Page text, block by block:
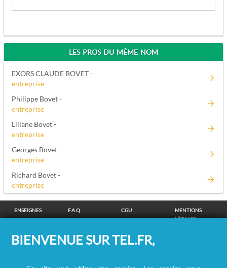
LES PROS DU MÊME NOM
EXORS CLAUDE BOVET -
entreprise
Philippe Bovet -
entreprise
Liliane Bovet -
entreprise
Georges Bovet -
entreprise
Richard Bovet -
entreprise
ENSEIGNES F.A.Q. CGU
MENTIONS
LÉGALES
CONFIDENTIALITÉ
COOKIES
CHOIX
COOKIES
BIENVENUE SUR TEL.FR,